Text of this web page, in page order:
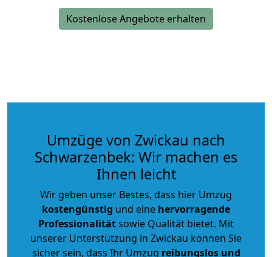
Kostenlose Angebote erhalten
Umzüge von Zwickau nach
Schwarzenbek: Wir machen es
Ihnen leicht
Wir geben unser Bestes, dass hier Umzug
kostengünstig und eine hervorragende
Professionalitätsowie Qualität bietet. Mit
unserer Unterstützung in Zwickau können Sie
sicher sein, dass Ihr Umzug reibungslos und